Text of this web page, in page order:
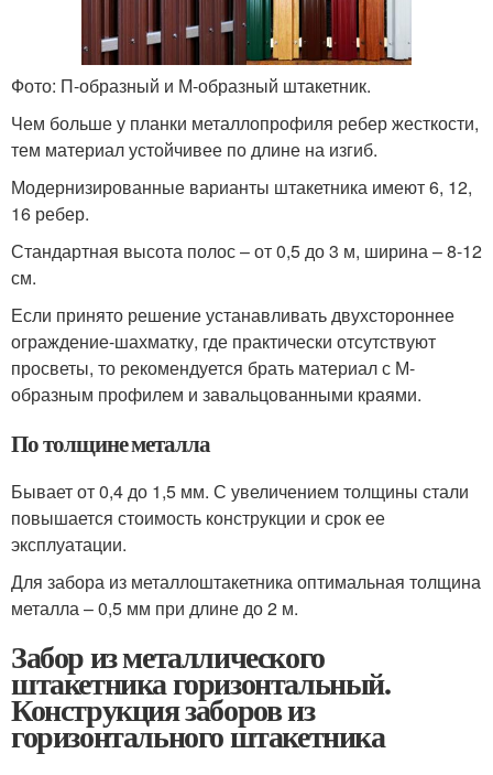
Фото: П-образный и М-образный штакетник.
Чем больше у планки металлопрофиля ребер жесткости,
тем материал устойчивее по длине на изгиб.
Модернизированные варианты штакетника имеют 6, 12,
16 ребер.
Стандартная высота полос – от 0,5 до 3 м, ширина – 8-12
см.
Если принято решение устанавливать двухстороннее
ограждение-шахматку, где практически отсутствуют
просветы, то рекомендуется брать материал с М-
образным профилем и завальцованными краями.
По толщине металла
Бывает от 0,4 до 1,5 мм. С увеличением толщины стали
повышается стоимость конструкции и срок ее
эксплуатации.
Для забора из металлоштакетника оптимальная толщина
металла – 0,5 мм при длине до 2 м.
Забор из металлического
штакетника горизонтальный.
Конструкция заборов из
горизонтального штакетника